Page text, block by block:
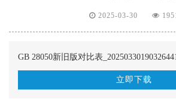
2025-03-30
GB 28050新旧版对比表
立即下载